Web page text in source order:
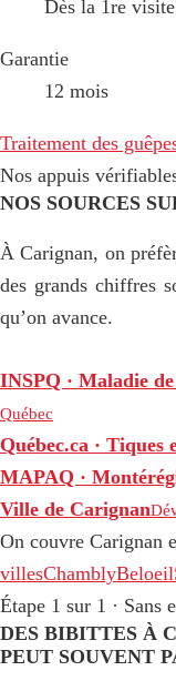
Dès la 1re visite
Garantie
12 mois
Traitement des
Nos appuis
NOS SOURCES
À Carignan, on
des grands chiffres
qu’on avance.
INSPQ · Maladie
Québec
Québec.ca · Tiques
MAPAQ ·
Ville de Carignan
On couvre Carignan
villesChamblyBeloeil
Étape 1 sur 1 · Sans
DES BIBITTES À
PEUT SOUVENT